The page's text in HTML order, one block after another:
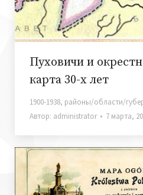
Пуховичи и
карта 30-х лет
1900-1938, районы/области/
Автор: administrator 7 марта,